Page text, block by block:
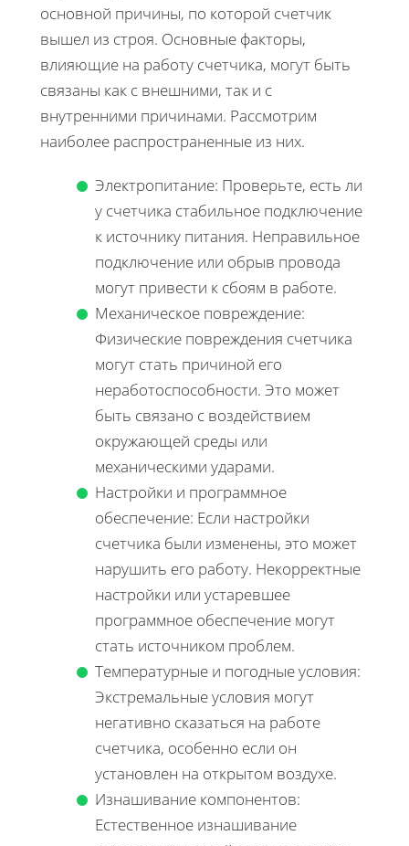
основной причины, по которой счетчик
вышел из строя. Основные факторы,
влияющие на работу счетчика, могут быть
связаны как с внешними, так и с
внутренними причинами. Рассмотрим
наиболее распространенные из них.
Электропитание: Проверьте, есть ли
у счетчика стабильное подключение
к источнику питания. Неправильное
подключение или обрыв провода
могут привести к сбоям в работе.
Механическое повреждение:
Физические повреждения счетчика
могут стать причиной его
неработоспособности. Это может
быть связано с воздействием
окружающей среды или
механическими ударами.
Настройки и программное
обеспечение: Если настройки
счетчика были изменены, это может
нарушить его работу. Некорректные
настройки или устаревшее
программное обеспечение могут
стать источником проблем.
Температурные и погодные условия:
Экстремальные условия могут
негативно сказаться на работе
счетчика, особенно если он
установлен на открытом воздухе.
Изнашивание компонентов:
Естественное изнашивание